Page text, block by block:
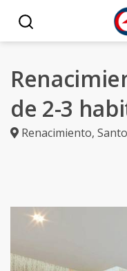
de 2-3
Renacimiento,